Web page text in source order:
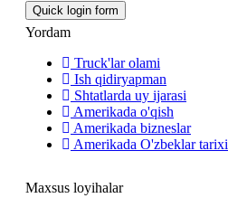
Yordam
Truck'lar olami
Ish qidiryapman
Shtatlarda uy ijarasi
Amerikada o'qish
Amerikada bizneslar
Amerikada O'zbeklar tarixi
Maxsus loyihalar